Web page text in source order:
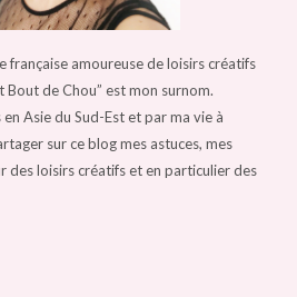
française amoureuse de loisirs créatifs
de Chou” est mon surnom.
Asie du Sud-Est et par ma vie à
sur ce blog mes astuces, mes
des loisirs créatifs et en particulier des